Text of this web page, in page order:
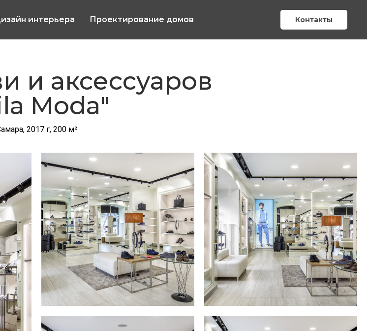
интерьера Проектирование домов Контакты
и аксессуаров
Moda"
2017 г, 200 м²